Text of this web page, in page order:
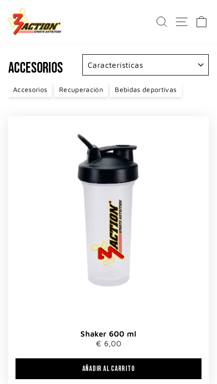
directamente
contenido
BUSCAR
ACCESORIOS
Accesorios Recuperación Bebidas deportivas
Shaker 600 ml
€ 6,00
AÑADIR AL CARRITO